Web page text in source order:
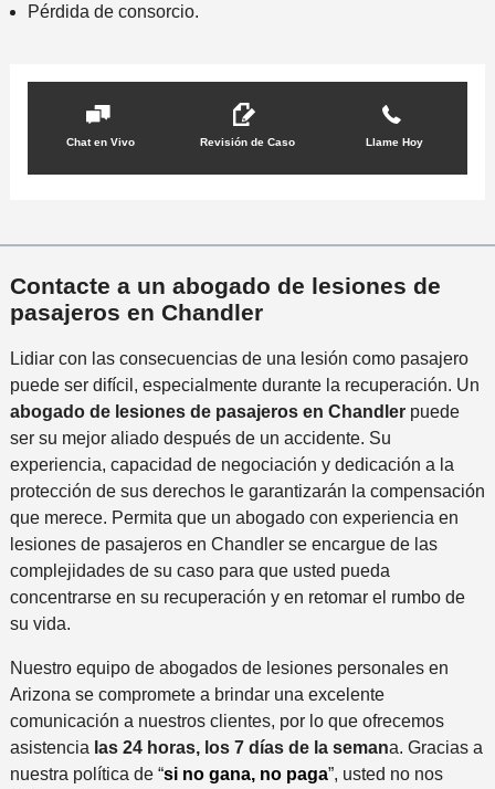
Pérdida de consorcio.
Chat en Vivo Revisión de Caso Llame Hoy
Contacte a un abogado de lesiones de
pasajeros en Chandler
Lidiar con las consecuencias de una lesión como pasajero
puede ser difícil, especialmente durante la recuperación. Un
abogado de lesiones de pasajeros en Chandler puede
ser su mejor aliado después de un accidente. Su
experiencia, capacidad de negociación y dedicación a la
protección de sus derechos le garantizarán la compensación
que merece. Permita que un abogado con experiencia en
lesiones de pasajeros en Chandler se encargue de las
complejidades de su caso para que usted pueda
concentrarse en su recuperación y en retomar el rumbo de
su vida.
Nuestro equipo de abogados de lesiones personales en
Arizona se compromete a brindar una excelente
comunicación a nuestros clientes, por lo que ofrecemos
asistencia las 24 horas, los 7 días de la semana. Gracias a
nuestra política de “si no gana, no paga”, usted no nos